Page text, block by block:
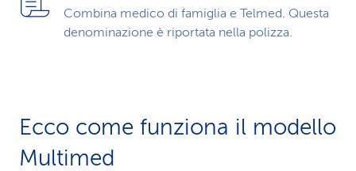
Combina medico di famiglia e Telmed. Questa
denominazione è riportata nella polizza.
Ecco come funziona il modello
Multimed